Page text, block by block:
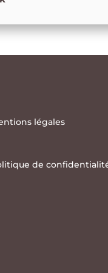
légales
de